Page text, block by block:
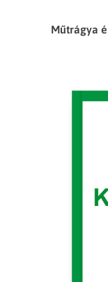
Műtrágya